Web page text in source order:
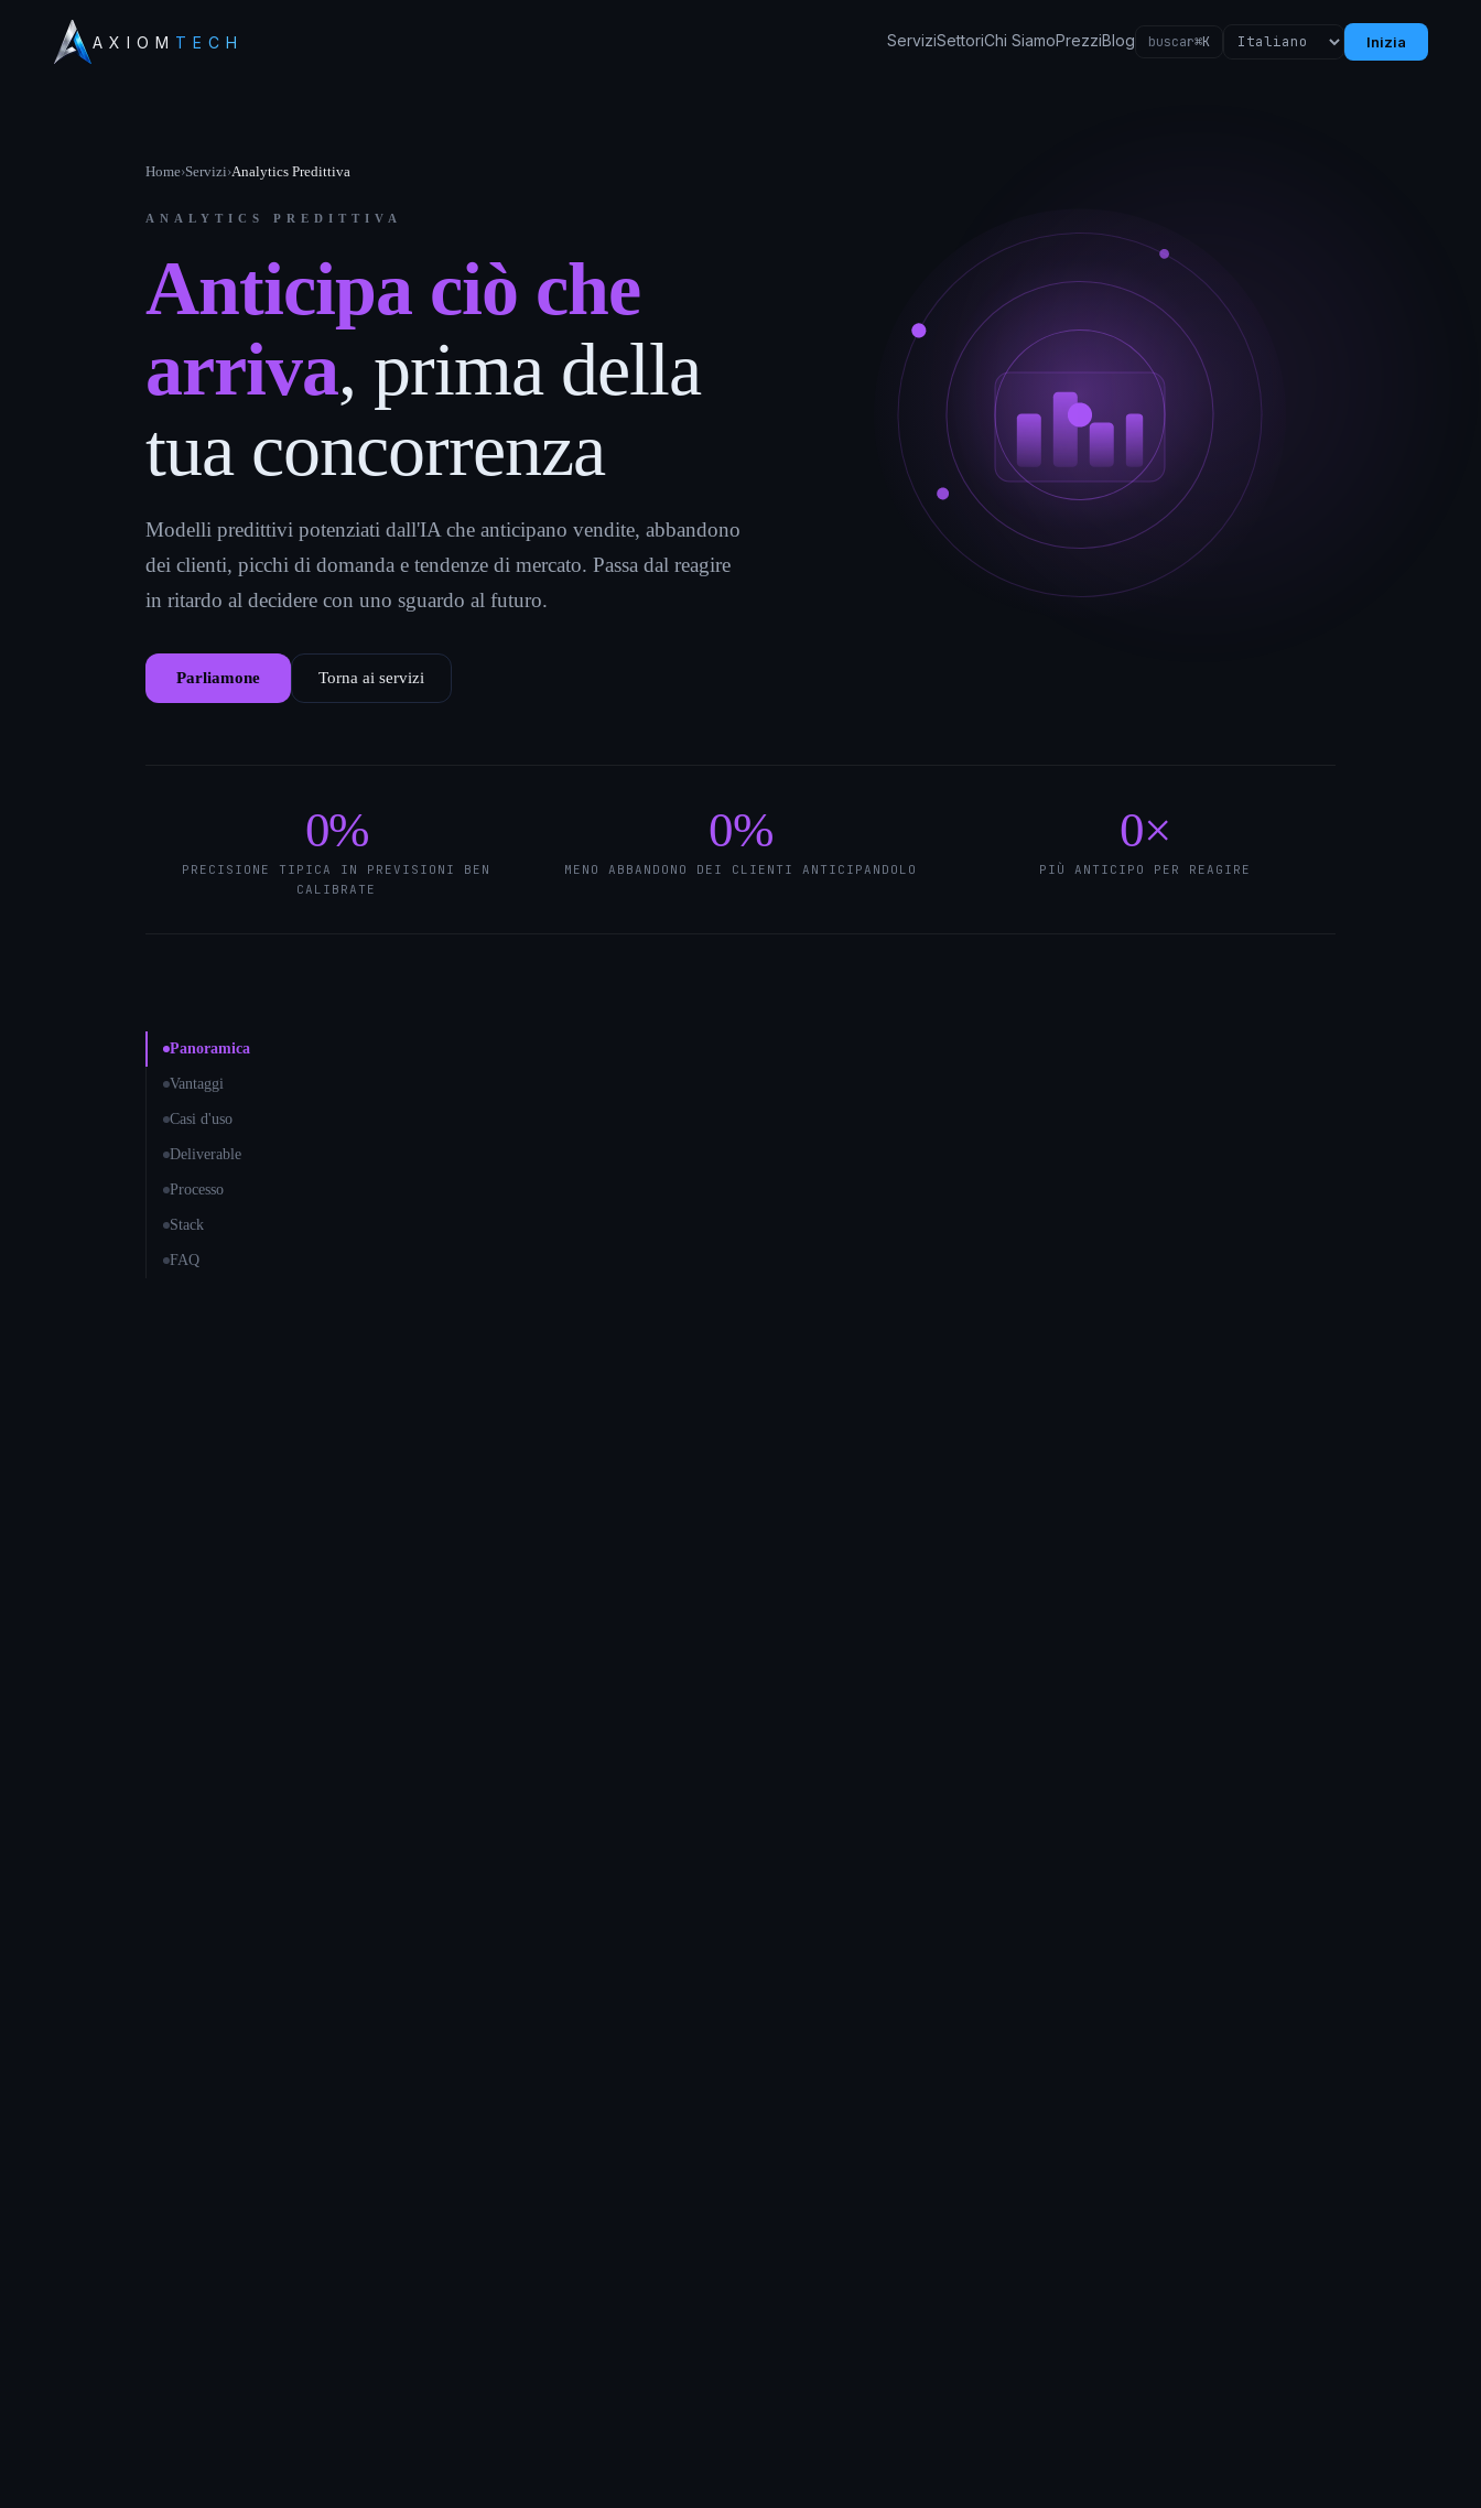
AXIOM TECH ServiziSettoriChi SiamoPrezziBlog buscar⌘K Inizia
Home›Servizi›Analytics Predittiva
ANALYTICS PREDITTIVA
Anticipa ciò che
arriva, prima della
tua concorrenza
Modelli predittivi potenziati dall'IA che anticipano vendite, abbandono
dei clienti, picchi di domanda e tendenze di mercato. Passa dal reagire
in ritardo al decidere con uno sguardo al futuro.
Parliamone Torna ai servizi
0%
PRECISIONE TIPICA IN PREVISIONI BEN
CALIBRATE
0%
MENO ABBANDONO DEI CLIENTI ANTICIPANDOLO
0×
PIÙ ANTICIPO PER REAGIRE
Panoramica
Vantaggi
Casi d'uso
Deliverable
Processo
Stack
FAQ